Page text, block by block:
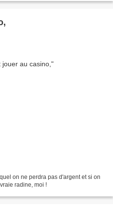
on ne perdra pas d'argent et si on
radine, moi !